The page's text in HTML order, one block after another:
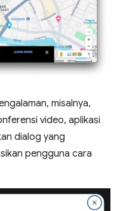
misalnya,
video, aplikasi
dialog yang
pengguna cara